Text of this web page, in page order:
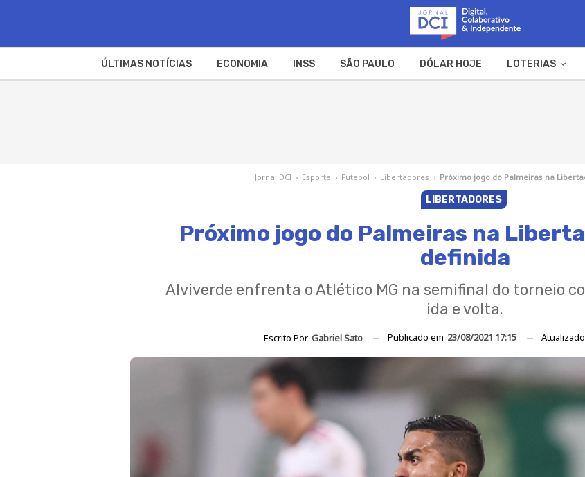
ÚLTIMAS NOTÍCIAS ECONOMIA INSS SÃO PAULO DÓLAR HOJE LOTERIAS
Jornal DCI › Esporte › Futebol › Libertadores › Próximo jogo do Palmeiras na
LIBERTADORES
Próximo jogo do Palmeiras na
definida
Alviverde enfrenta o Atlético MG na semifinal do torneio
ida e volta.
Escrito Por Gabriel Sato Publicado em 23/08/2021 17:15